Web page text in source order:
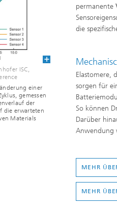
ISC,
einer
gemessen
der
die erwarteten
Materials
permanente
die
Elastomere,
sorgen für
So können
Darüber
Anwendung
MEHR
MEHR